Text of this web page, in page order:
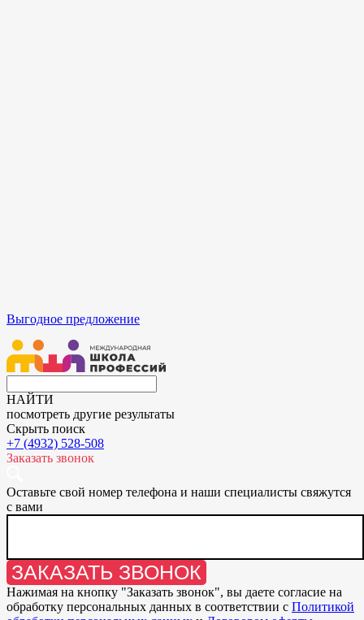
Выгодное предложение
НАЙТИ
посмотреть другие результаты
Скрыть поиск
+7 (4932) 528-508
Заказать звонок
Оставьте свой номер телефона и наши специалисты свяжутся
с вами
ЗАКАЗАТЬ ЗВОНОК
Нажимая на кнопку "Заказать звонок", вы даете согласие на
обработку персональных данных в соответствии с Политикой